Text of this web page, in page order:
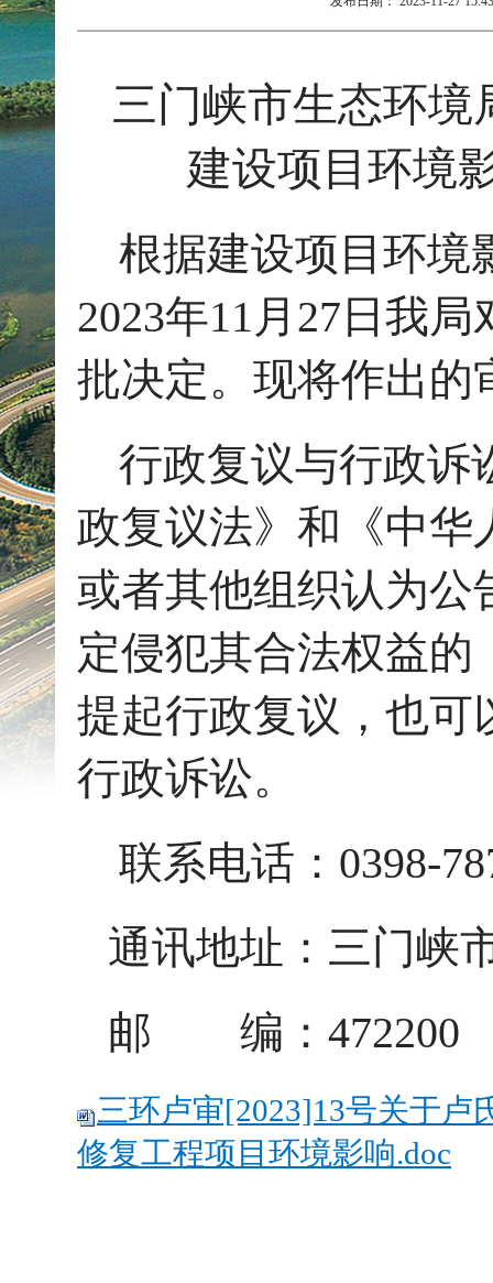
三门峡市生态环境
建设项目环境
根据建设项目环境
2023年11月27日我
批决定。现将作出的
行政复议与行政诉
政复议法》和《中华
或者其他组织认为公
定侵犯其合法权益
提起行政复议，也可
行政诉讼。
联系电话：0398-
通讯地址：三门
邮 编：472200
三环卢审[2023]13号关于卢
修复工程项目环境影响.doc